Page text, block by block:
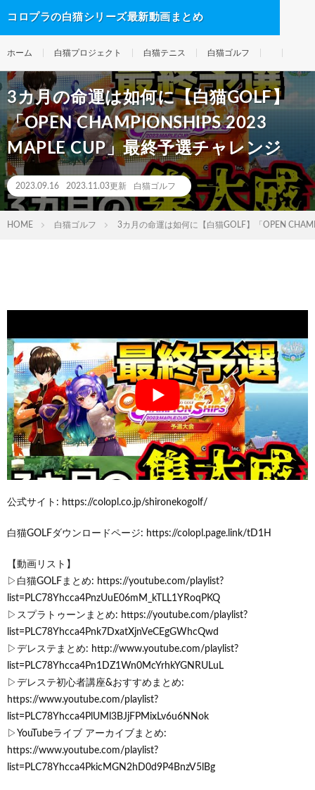
コロプラの白猫シリーズ最新動画まとめ
ホーム 白猫プロジェクト 白猫テニス 白猫ゴルフ
3カ月の命運は如何に【白猫GOLF】
「OPEN CHAMPIONSHIPS 2023
MAPLE CUP」最終予選チャレンジ
2023.09.16 2023.11.03更新 白猫ゴルフ
HOME 白猫ゴルフ 3カ月の命運は如何に【白猫GOLF】「OPEN
公式サイト: https://colopl.co.jp/shironekogolf/
白猫GOLFダウンロードページ: https://colopl.page.link/tD1H
【動画リスト】
▷白猫GOLFまとめ: https://youtube.com/playlist?
list=PLC78Yhcca4PnzUuE06mM_kTLL1YRoqPKQ
▷スプラトゥーンまとめ: https://youtube.com/playlist?
list=PLC78Yhcca4Pnk7DxatXjnVeCEgGWhcQwd
▷デレステまとめ: http://www.youtube.com/playlist?
list=PLC78Yhcca4Pn1DZ1Wn0McYrhkYGNRULuL
▷デレステ初心者講座&おすすめまとめ:
https://www.youtube.com/playlist?
list=PLC78Yhcca4PlUMl3BJjFPMixLv6u6NNok
▷YouTubeライブ アーカイブまとめ:
https://www.youtube.com/playlist?
list=PLC78Yhcca4PkicMGN2hD0d9P4BnzV5lBg